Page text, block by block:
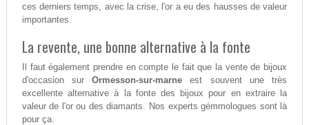
ces derniers temps, avec la crise, l'or a eu des hausses de valeur
importantes.
La revente, une bonne alternative à la fonte
Il faut également prendre en compte le fait que la vente de bijoux
d'occasion surOrmesson-sur-marne est souvent une très
excellente alternative à la fonte des bijoux pour en extraire la
valeur de l'or ou des diamants. Nos experts gémmologues sont là
pour ça.